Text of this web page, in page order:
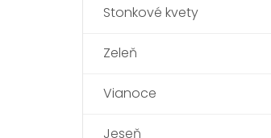
Stonkové kvety
Zeleň
Vianoce
Jeseň